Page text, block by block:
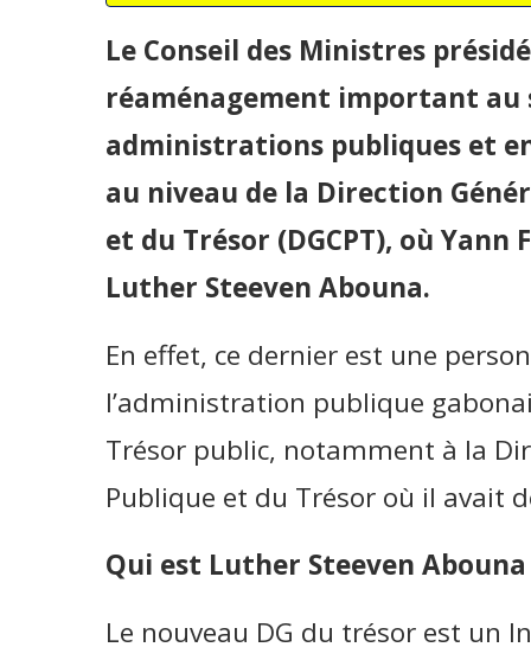
Le Conseil des Ministres
réaménagement important au
administrations publiques et
au niveau de la Direction
et du Trésor (DGCPT), où
Luther Steeven Abouna.
En effet, ce dernier est une
l’administration publique
Trésor public, notamment à la
Publique et du Trésor où il avait
Qui est Luther Steeven Abouna
Le nouveau DG du trésor est un